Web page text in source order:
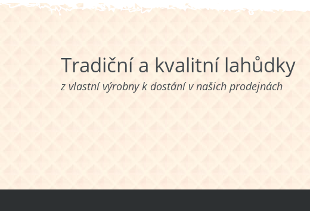
Tradiční a kvalitní lahůdky
z vlastní výrobny k dostání v našich prodejnách